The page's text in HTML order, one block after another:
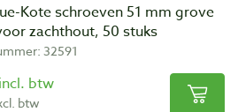
Kote schroeven 51 mm grove
zachthout, 50 stuks
32591
btw
btw